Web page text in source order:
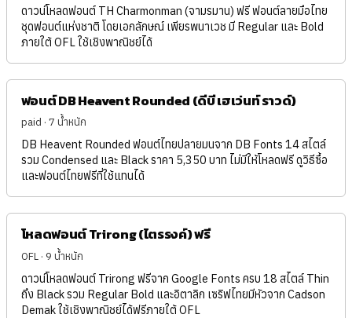
ดาวน์โหลดฟอนต์ TH Charmonman (จามรมาน) ฟรี ฟอนต์ลายมือไทย
ชุดฟอนต์แห่งชาติ โดยเอกลักษณ์ เพียรพนาเวช มี Regular และ Bold
ภายใต้ OFL ใช้เชิงพาณิชย์ได้
ฟอนต์ DB Heavent Rounded (ดีบี เฮเว่นท์ ราวด์)
paid · 7 น้ำหนัก
DB Heavent Rounded ฟอนต์ไทยปลายมนจาก DB Fonts 14 สไตล์
รวม Condensed และ Black ราคา 5,350 บาท ไม่มีให้โหลดฟรี ดูวิธีซื้อ
และฟอนต์ไทยฟรีที่ใช้แทนได้
โหลดฟอนต์ Trirong (ไตรรงค์) ฟรี
OFL · 9 น้ำหนัก
ดาวน์โหลดฟอนต์ Trirong ฟรีจาก Google Fonts ครบ 18 สไตล์ Thin
ถึง Black รวม Regular Bold และอิตาลิก เซริฟไทยมีหัวจาก Cadson
Demak ใช้เชิงพาณิชย์ได้ฟรีภายใต้ OFL